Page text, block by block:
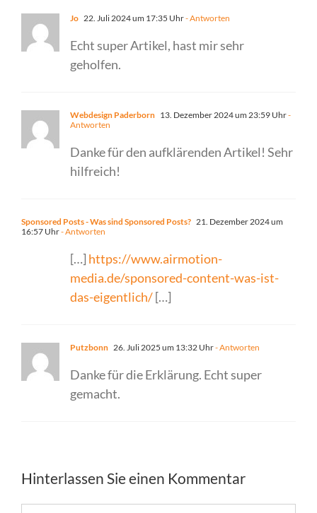
Jo 22. Juli 2024 um 17:35 Uhr- Antworten
Echt super Artikel, hast mir sehr
geholfen.
Webdesign Paderborn 13. Dezember 2024 um 23:59 Uhr-
Antworten
Danke für den aufklärenden Artikel! Sehr
hilfreich!
Sponsored Posts - Was sind Sponsored Posts? 21. Dezember 2024 um
16:57 Uhr- Antworten
[…] https://www.airmotion-
media.de/sponsored-content-was-ist-
das-eigentlich/[…]
Putzbonn 26. Juli 2025 um 13:32 Uhr- Antworten
Danke für die Erklärung. Echt super
gemacht.
Hinterlassen Sie einen Kommentar